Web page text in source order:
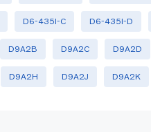
D6-435I-C D6-435I-D
D9A2B D9A2C D9A2D
D9A2H D9A2J D9A2K